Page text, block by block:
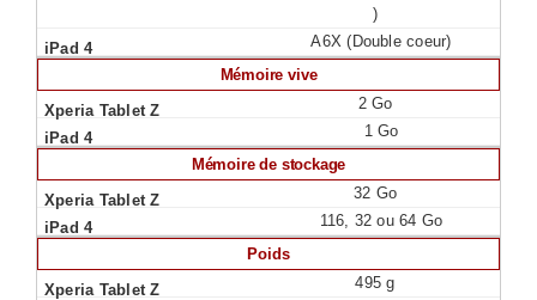
)
A6X (Double coeur)
Mémoire vive
2 Go
1 Go
Mémoire de stockage
32 Go
116, 32 ou 64 Go
Poids
495 g